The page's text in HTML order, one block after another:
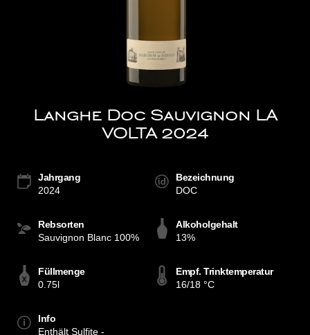
Langhe Doc Sauvignon LA
VOLTA 2024
Jahrgang
2024
Bezeichnung
DOC
Rebsorten
Sauvignon Blanc 100%
Alkoholgehalt
13%
Füllmenge
0.75l
Empf. Trinktemperatur
16/18 °C
Info
Enthält Sulfite -